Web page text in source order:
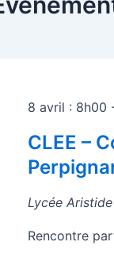
8 avril : 8h00
CLEE –
Lycée
Rencontre